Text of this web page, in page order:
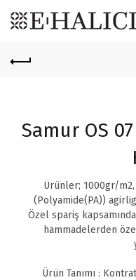
Samur OS
Ürünler; 1000gr/
(Polyamide(PA))
Özel spariş
hammadelerden
Ürün Tanımı :